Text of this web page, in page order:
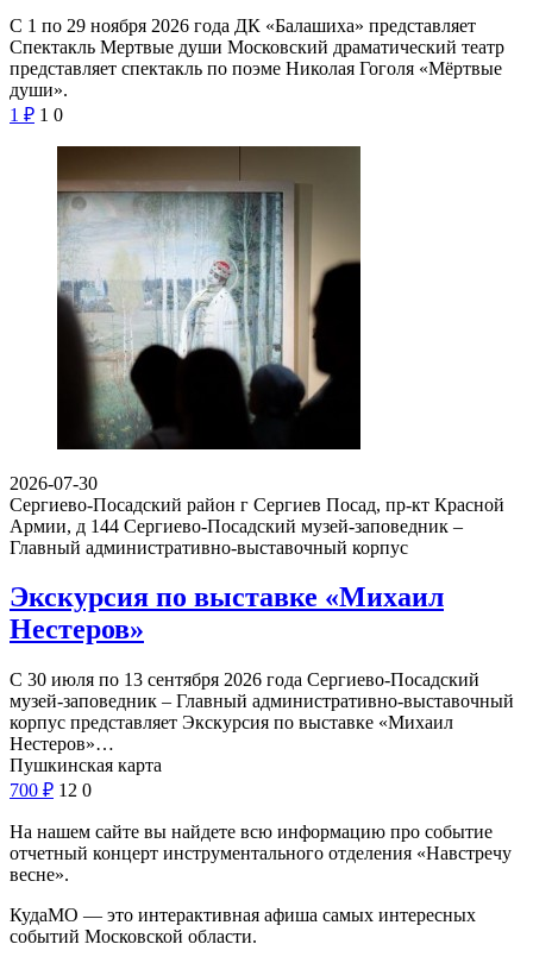
С 1 по 29 ноября 2026 года ДК «Балашиха» представляет
Спектакль Мертвые души Московский драматический театр
представляет спектакль по поэме Николая Гоголя «Мёртвые
души».
1 ₽ 1 0
2026-07-30
Сергиево-Посадский район г Сергиев Посад, пр-кт Красной
Армии, д 144 Сергиево-Посадский музей-заповедник –
Главный административно-выставочный корпус
Экскурсия по выставке «Михаил
Нестеров»
С 30 июля по 13 сентября 2026 года Сергиево-Посадский
музей-заповедник – Главный административно-выставочный
корпус представляет Экскурсия по выставке «Михаил
Нестеров»…
Пушкинская карта
700 ₽ 12 0
На нашем сайте вы найдете всю информацию про событие
отчетный концерт инструментального отделения «Навстречу
весне».
КудаМО — это интерактивная афиша самых интересных
событий Московской области.